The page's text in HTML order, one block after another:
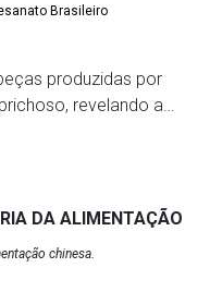
à
- Av. República do
Brasileiro
produzidas por
revelando a
míticos da floresta e
além de um
mostrando como
DA ALIMENTAÇÃO
chinesa.